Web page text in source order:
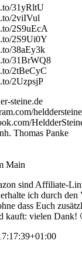
31yRltU
2viIVul
2S9uEcA
2S9Ui0Y
38aEy3k
31BrWQ8
2tBeCyC
2UzpsjP
steine.de
helddersteine
Thomas Panke
Main
sind Affiliate-
ich durch
dass Euch
kauft: vielen Dank!